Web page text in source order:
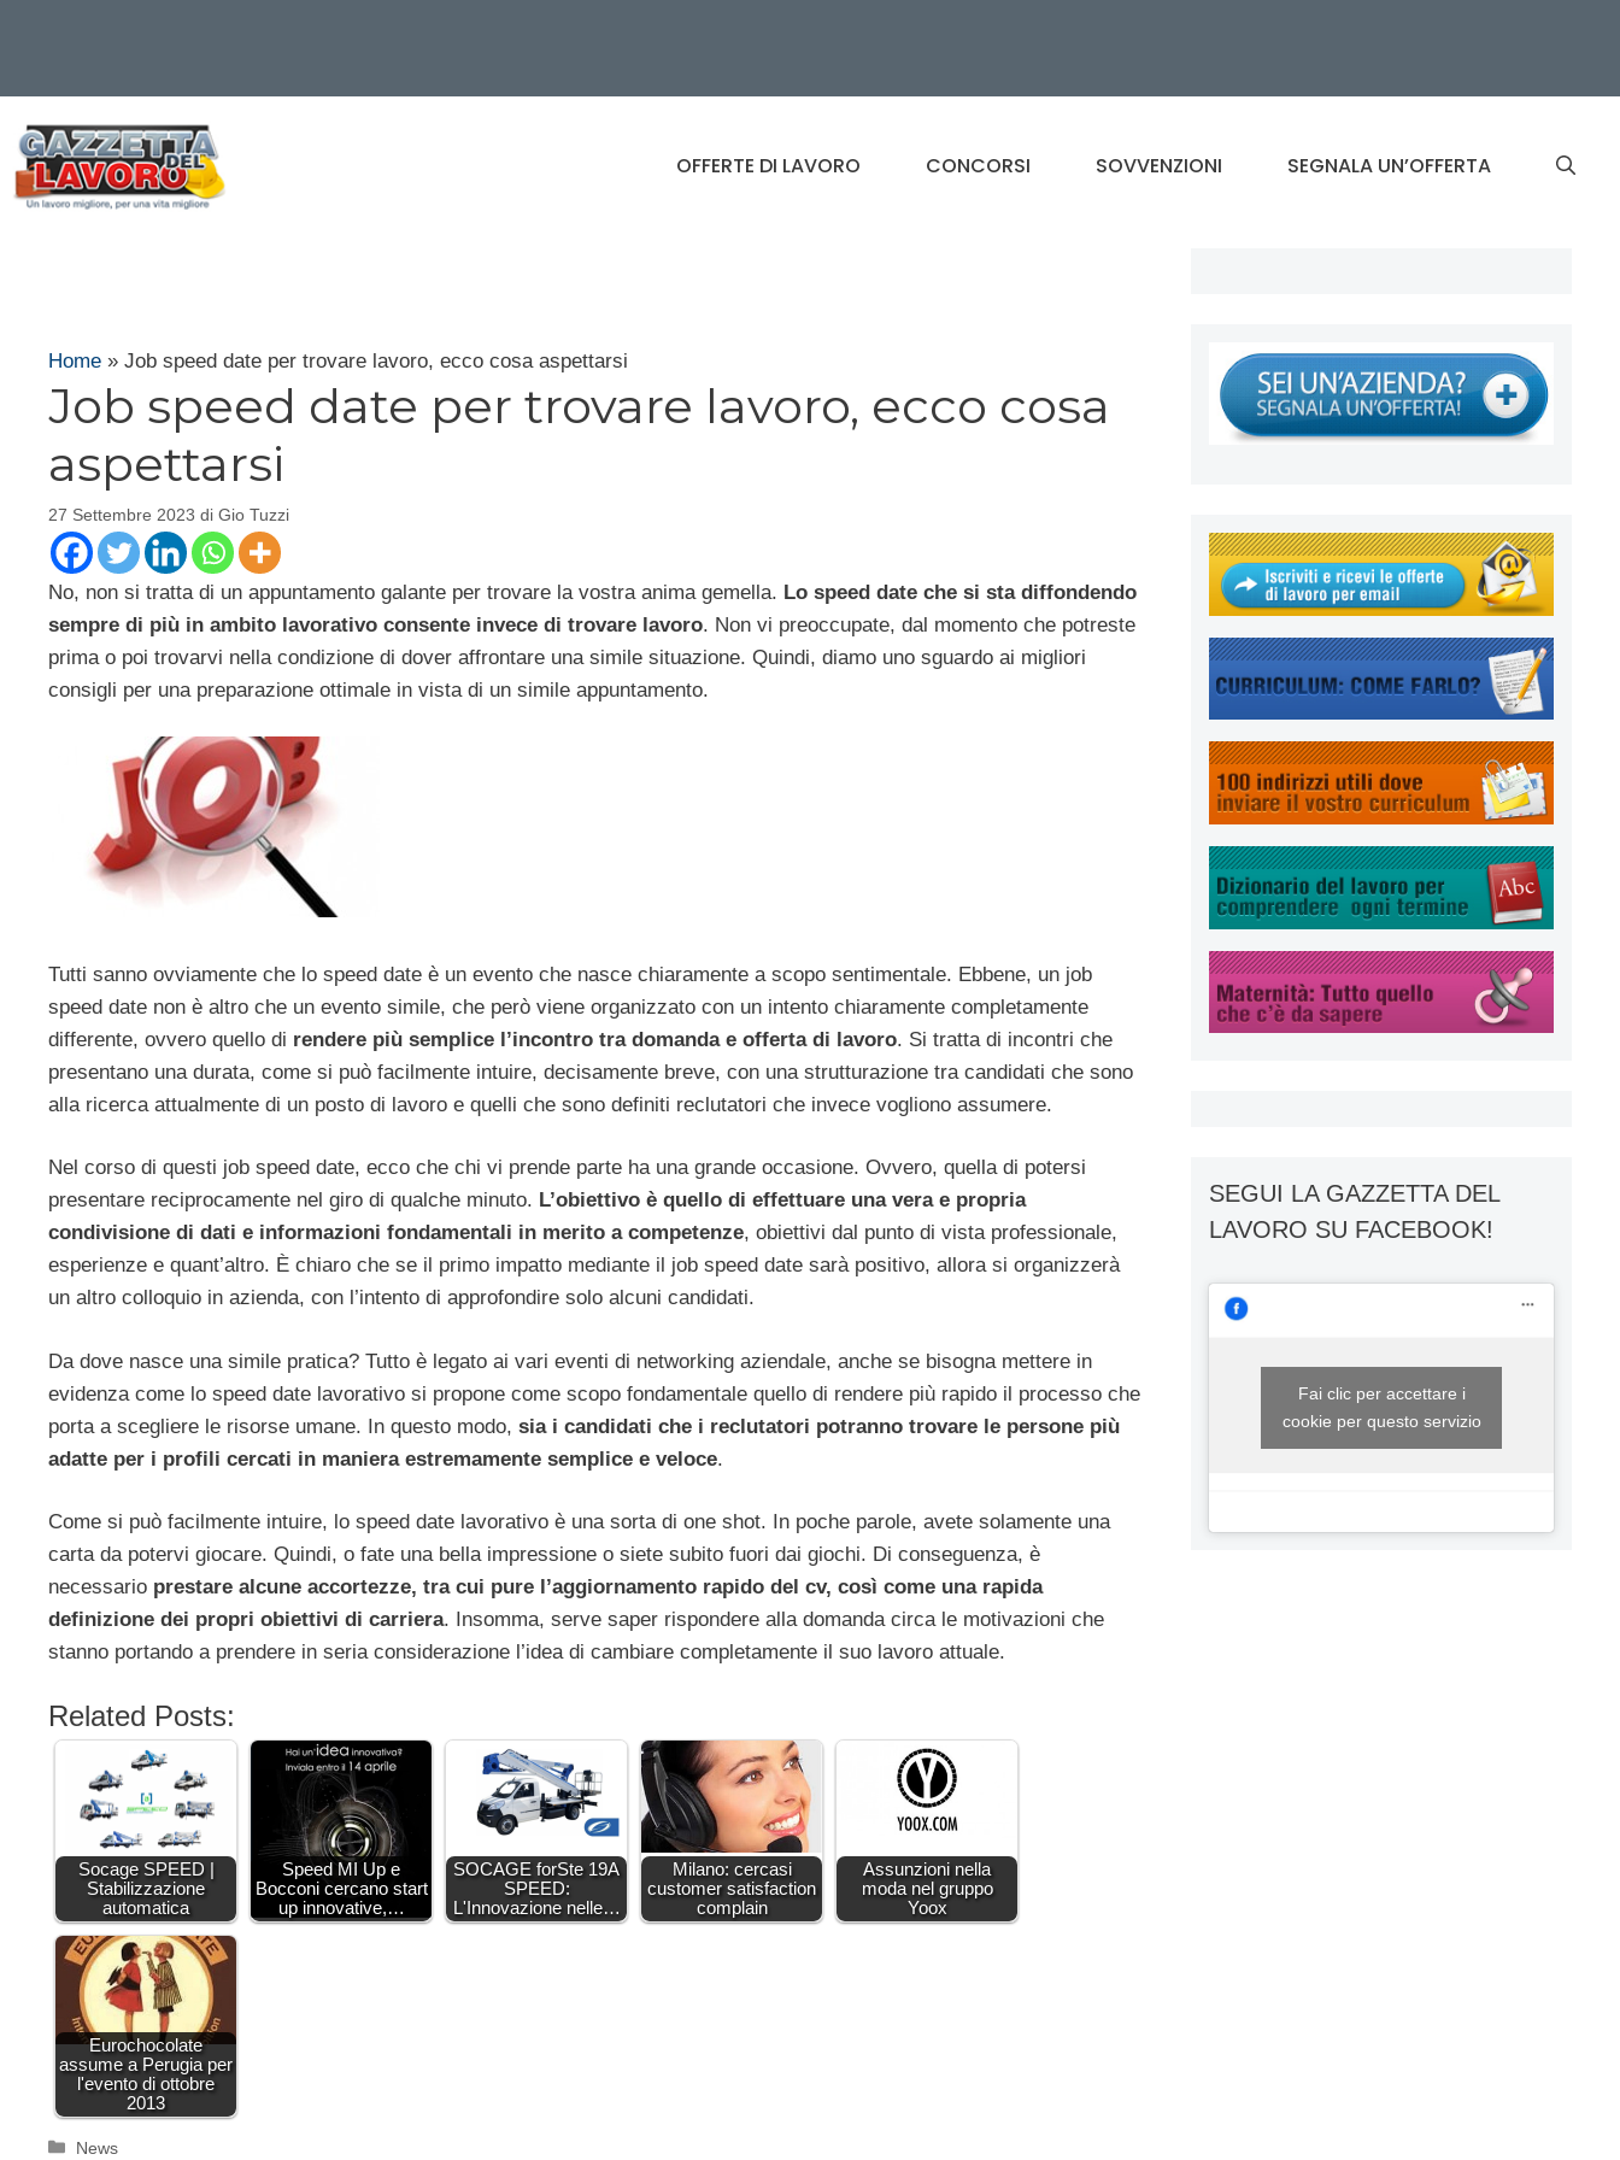
contenuto
OFFERTE DI LAVORO CONCORSI SOVVENZIONI SEGNALA UN’OFFERTA
Home » Job speed date per trovare lavoro, ecco cosa aspettarsi
Job speed date per trovare lavoro, ecco cosa
aspettarsi
27 Settembre 2023 di Gio Tuzzi
No, non si tratta di un appuntamento galante per trovare la vostra anima gemella. Lo speed date che si sta diffondendo
sempre di più in ambito lavorativo consente invece di trovare lavoro. Non vi preoccupate, dal momento che potreste
prima o poi trovarvi nella condizione di dover affrontare una simile situazione. Quindi, diamo uno sguardo ai migliori
consigli per una preparazione ottimale in vista di un simile appuntamento.
Tutti sanno ovviamente che lo speed date è un evento che nasce chiaramente a scopo sentimentale. Ebbene, un job
speed date non è altro che un evento simile, che però viene organizzato con un intento chiaramente completamente
differente, ovvero quello di rendere più semplice l’incontro tra domanda e offerta di lavoro. Si tratta di incontri che
presentano una durata, come si può facilmente intuire, decisamente breve, con una strutturazione tra candidati che sono
alla ricerca attualmente di un posto di lavoro e quelli che sono definiti reclutatori che invece vogliono assumere.
Nel corso di questi job speed date, ecco che chi vi prende parte ha una grande occasione. Ovvero, quella di potersi
presentare reciprocamente nel giro di qualche minuto. L’obiettivo è quello di effettuare una vera e propria
condivisione di dati e informazioni fondamentali in merito a competenze, obiettivi dal punto di vista professionale,
esperienze e quant’altro. È chiaro che se il primo impatto mediante il job speed date sarà positivo, allora si organizzerà
un altro colloquio in azienda, con l’intento di approfondire solo alcuni candidati.
Da dove nasce una simile pratica? Tutto è legato ai vari eventi di networking aziendale, anche se bisogna mettere in
evidenza come lo speed date lavorativo si propone come scopo fondamentale quello di rendere più rapido il processo che
porta a scegliere le risorse umane. In questo modo, sia i candidati che i reclutatori potranno trovare le persone più
adatte per i profili cercati in maniera estremamente semplice e veloce.
Come si può facilmente intuire, lo speed date lavorativo è una sorta di one shot. In poche parole, avete solamente una
carta da potervi giocare. Quindi, o fate una bella impressione o siete subito fuori dai giochi. Di conseguenza, è
necessario prestare alcune accortezze, tra cui pure l’aggiornamento rapido del cv, così come una rapida
definizione dei propri obiettivi di carriera. Insomma, serve saper rispondere alla domanda circa le motivazioni che
stanno portando a prendere in seria considerazione l’idea di cambiare completamente il suo lavoro attuale.
Related Posts:
Socage SPEED |
Stabilizzazione
automatica
Speed MI Up e
Bocconi cercano start
up innovative,…
SOCAGE forSte 19A
SPEED:
L'Innovazione nelle…
Milano: cercasi
customer satisfaction
complain
Assunzioni nella
moda nel gruppo
Yoox
Eurochocolate
assume a Perugia per
l'evento di ottobre
2013
Categorie
News
SEGUI LA GAZZETTA DEL
LAVORO SU FACEBOOK!
Fai clic per accettare i
cookie per questo servizio